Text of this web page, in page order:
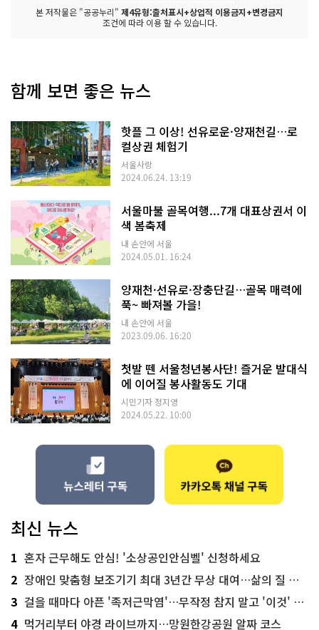
본 저작물은 "공공누리" 제4유형:출처표시+상업적 이용금지+변경금지
조건에 따라 이용 할 수 있습니다.
함께 보면 좋은 뉴스
핫플 그 이상! 선유로운·양재천길…로
컬상권 체험기
서울사랑
2024.06.24. 13:19
서울마불 골목여행...7개 대표상권서 이
색 봄축제
내 손안에 서울
2024.05.01. 16:24
양재천·선유로·장충단길…골목 매력에
푹~ 빠져볼 가을!
내 손안에 서울
2023.09.06. 16:20
첫발 뗀 서울청년봉사단! 즐거운 발대식
에 이어질 봉사활동도 기대
시민기자 정지영
2024.05.22. 10:00
최신 뉴스
1 혼자 근무해도 안심! '소상공인안심벨' 신청하세요
2 장애인 맞춤형 보조기기 최대 3년간 무상 대여…삶의 질 높인다
3 걸을 때마다 아픈 '족저근막염'…무작정 참지 말고 '이것' 해보세요!
4 먹거리부터 야경 라이브까지…망원한강공원 알짜 코스